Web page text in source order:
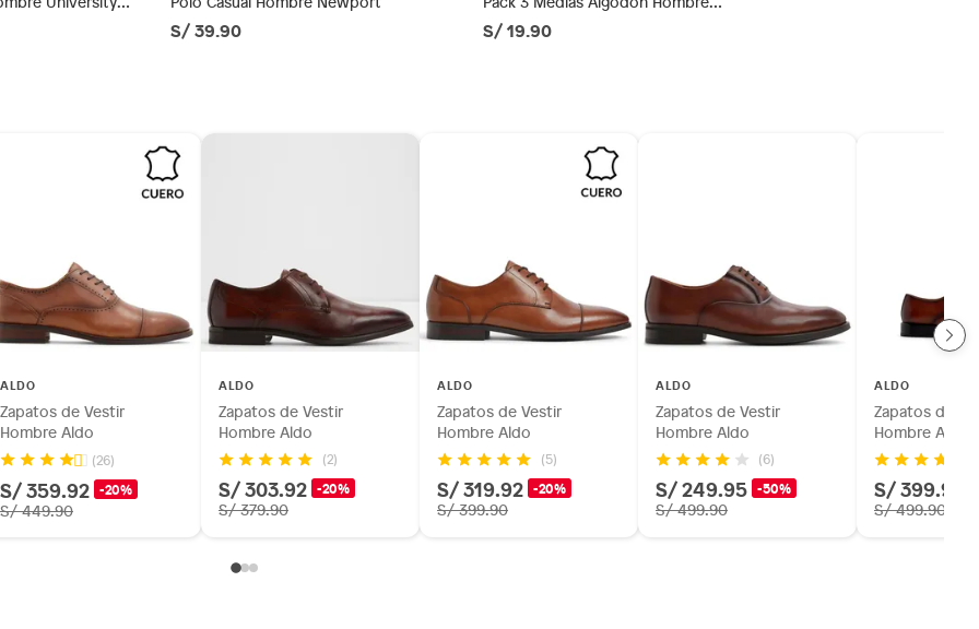
de vestir
tecnología, línea blanca, colchones, muebles,
suplementos alimenticios, vitaminas.
S/ 39.90
Newport
S/ 19.90
ALDO
Zapatos de Vestir
Hombre Aldo
(26)
S/ 359.92 -20%
S/ 449.90
ALDO
Zapatos de Vestir
Hombre Aldo
(2)
S/ 303.92 -20%
S/ 379.90
ALDO
Zapatos de Vestir
Hombre Aldo
(5)
S/ 319.92 -20%
S/ 399.90
ALDO
Zapatos de Vestir
Hombre Aldo
(6)
S/ 249.95 -50%
S/ 499.90
ALDO
Zapatos de
Hombre Aldo
S/ 399.92
S/ 499.90